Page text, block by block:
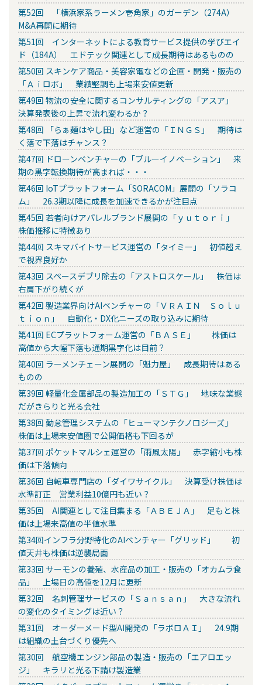
第52回 「横浜家系ラーメン壱角家」のガーデン（274A）
M&A再開に期待
第51回 インターネットによる教育サービス提供の学びエイ
ド（184A） エドテック関連として成長期待はあるものの
第50回 スキンケア商品・美容家電などの企画・開発・販売の
「Ａｉロボ」 業績堅調も上場来安値更新
第49回 物流の安全に関するコンサルティングの「アスア」
決算発表後の上昇で流れ変わるか？
第48回 「らぁ麺はやし田」など運営の「ＩＮＧＳ」 期待は
く落で下落はチャンス？
第47回 ドローンベンチャーの「ブルーイノベーション」 来
期の黒字転換期待が高まれば・・・
第46回 IoTプラットフォーム「SORACOM」展開の「ソラコ
ム」 26.3期以降に成長を加速できるかが注目点
第45回 若者向けアパレルブランド展開の「ｙｕｔｏｒｉ」
株価推移に特徴あり
第44回 スキマバイトサービス運営の「タイミー」 初値超え
で視界良好か
第43回 スペースデブリ除去の「アストロスケール」 株価は
右肩下がり続くが
第42回 製造業界向けAIベンチャーの「ＶＲＡＩＮ Ｓｏｌｕ
ｔｉｏｎ」 自動化・DX化ニーズの取り込みに期待
第41回 ECプラットフォーム運営の「ＢＡＳＥ」 株価は
高値から大幅下落も通期黒字化は目前？
第40回 ラーメンチェーン展開の「魁力屋」 成長期待はある
ものの
第39回 軽量化金属部品の製造加工の「ＳＴＧ」 地味な業態
だがきらりと光る会社
第38回 勤怠管理システムの「ヒューマンテクノロジーズ」
株価は上場来安値圏で公開価格も下回るが
第37回 ポケットマルシェ運営の「雨風太陽」 赤字縮小も株
価は下落傾向
第36回 自転車専門店の「ダイワサイクル」 決算受け株価は
水準訂正 営業利益10億円も近い？
第35回 AI関連として注目集まる「ＡＢＥＪＡ」 足もと株
価は上場来高値の半値水準
第34回インフラ分野特化のAIベンチャー「グリッド」 初
値天井も株価は逆襲局面
第33回 サーモンの養殖、水産品の加工・販売の「オカムラ食
品」 上場日の高値を12月に更新
第32回 名刺管理サービスの「Ｓａｎｓａｎ」 大きな流れ
の変化のタイミングは近い？
第31回 オーダーメード型AI開発の「ラボロＡＩ」 24.9期
は組織の土台づくり優先へ
第30回 航空機エンジン部品の製造・販売の「エアロエッ
ジ」 キラリと光る下請け製造業